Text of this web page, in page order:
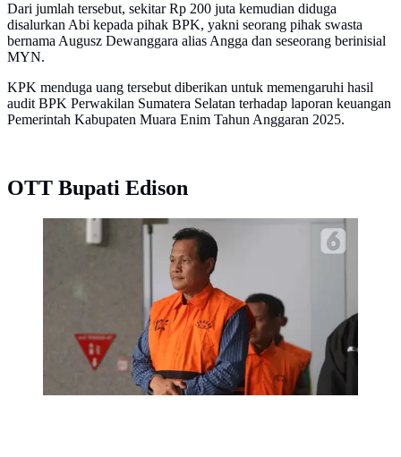
Dari jumlah tersebut, sekitar Rp 200 juta kemudian diduga
disalurkan Abi kepada pihak BPK, yakni seorang pihak swasta
bernama Augusz Dewanggara alias Angga dan seseorang berinisial
MYN.
KPK menduga uang tersebut diberikan untuk memengaruhi hasil
audit BPK Perwakilan Sumatera Selatan terhadap laporan keuangan
Pemerintah Kabupaten Muara Enim Tahun Anggaran 2025.
OTT Bupati Edison
Bupati Muara Enim, Edison, berjalan meninggalkan
gedung Merah Putih Komisi Pemberantasan Korupsi
(KPK) usai menjalani pemeriksaan, Jakarta, Selasa
(9/6/2026). (Liputan6.com/Helmi Fithriansyah)